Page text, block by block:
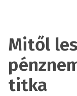
Mitől
titka